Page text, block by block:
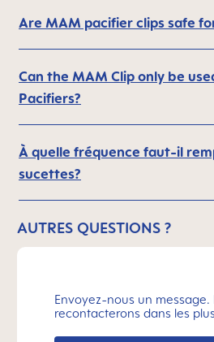
Are MAM pacifier clips safe
Can the MAM Clip only be
Pacifiers?
À quelle fréquence faut-il
sucettes?
AUTRES QUESTIONS ?
Envoyez-nous un message.
recontacterons dans les